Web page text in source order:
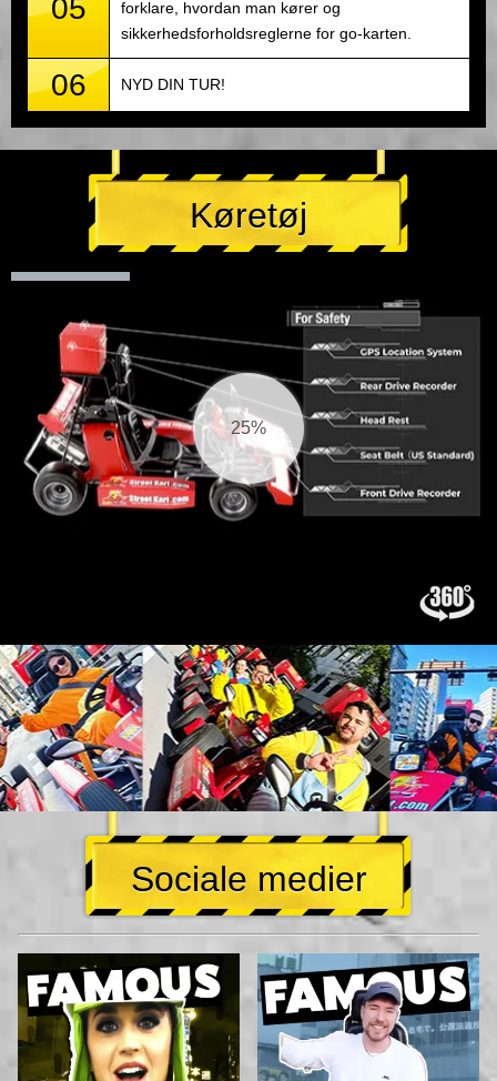
05
forklare, hvordan man kører og
sikkerhedsforholdsreglerne for go-karten.
06 NYD DIN TUR!
Køretøj
25%
Sociale medier